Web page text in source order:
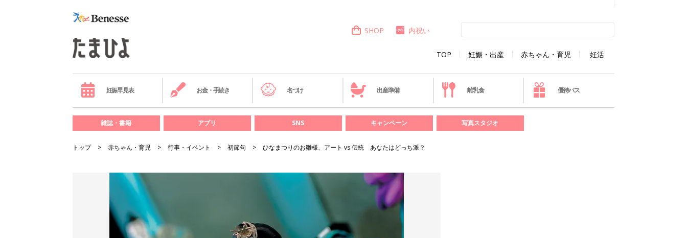
TOP 妊娠・出産 赤ちゃん・育児 妊活
SHOP 内祝い
妊娠早見表 お金・手続き 名づけ 出産準備 離乳食 優待パス
雑誌・書籍 アプリ SNS キャンペーン 写真スタジオ
トップ 赤ちゃん・育児 行事・イベント 初節句 ひなまつりのお雛様、アート vs 伝統 あなたはどっち派？